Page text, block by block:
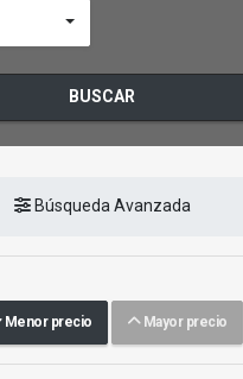
BUSCAR
Búsqueda Avanzada
Menor precio Mayor precio